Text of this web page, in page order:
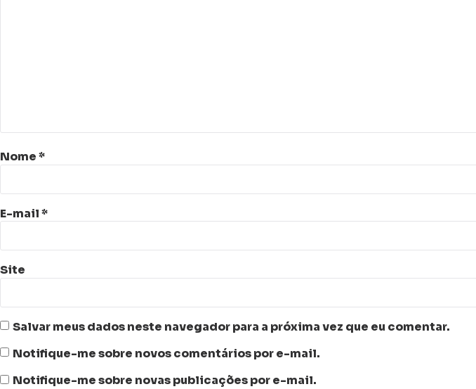
Nome*
E-mail*
Site
Salvar meus dados neste navegador para a próxima vez que eu comentar.
Notifique-me sobre novos comentários por e-mail.
Notifique-me sobre novas publicações por e-mail.